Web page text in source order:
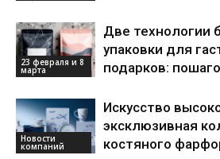
23 февраля и 8
марта
Две технологии
упаковки для
подарков:
Новости
компаний
Искусство
эксклюзивная
костяного